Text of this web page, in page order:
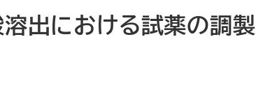
出における試薬の調製